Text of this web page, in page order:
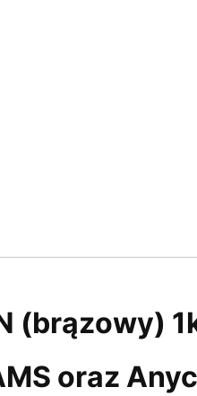
(brązowy)
oraz